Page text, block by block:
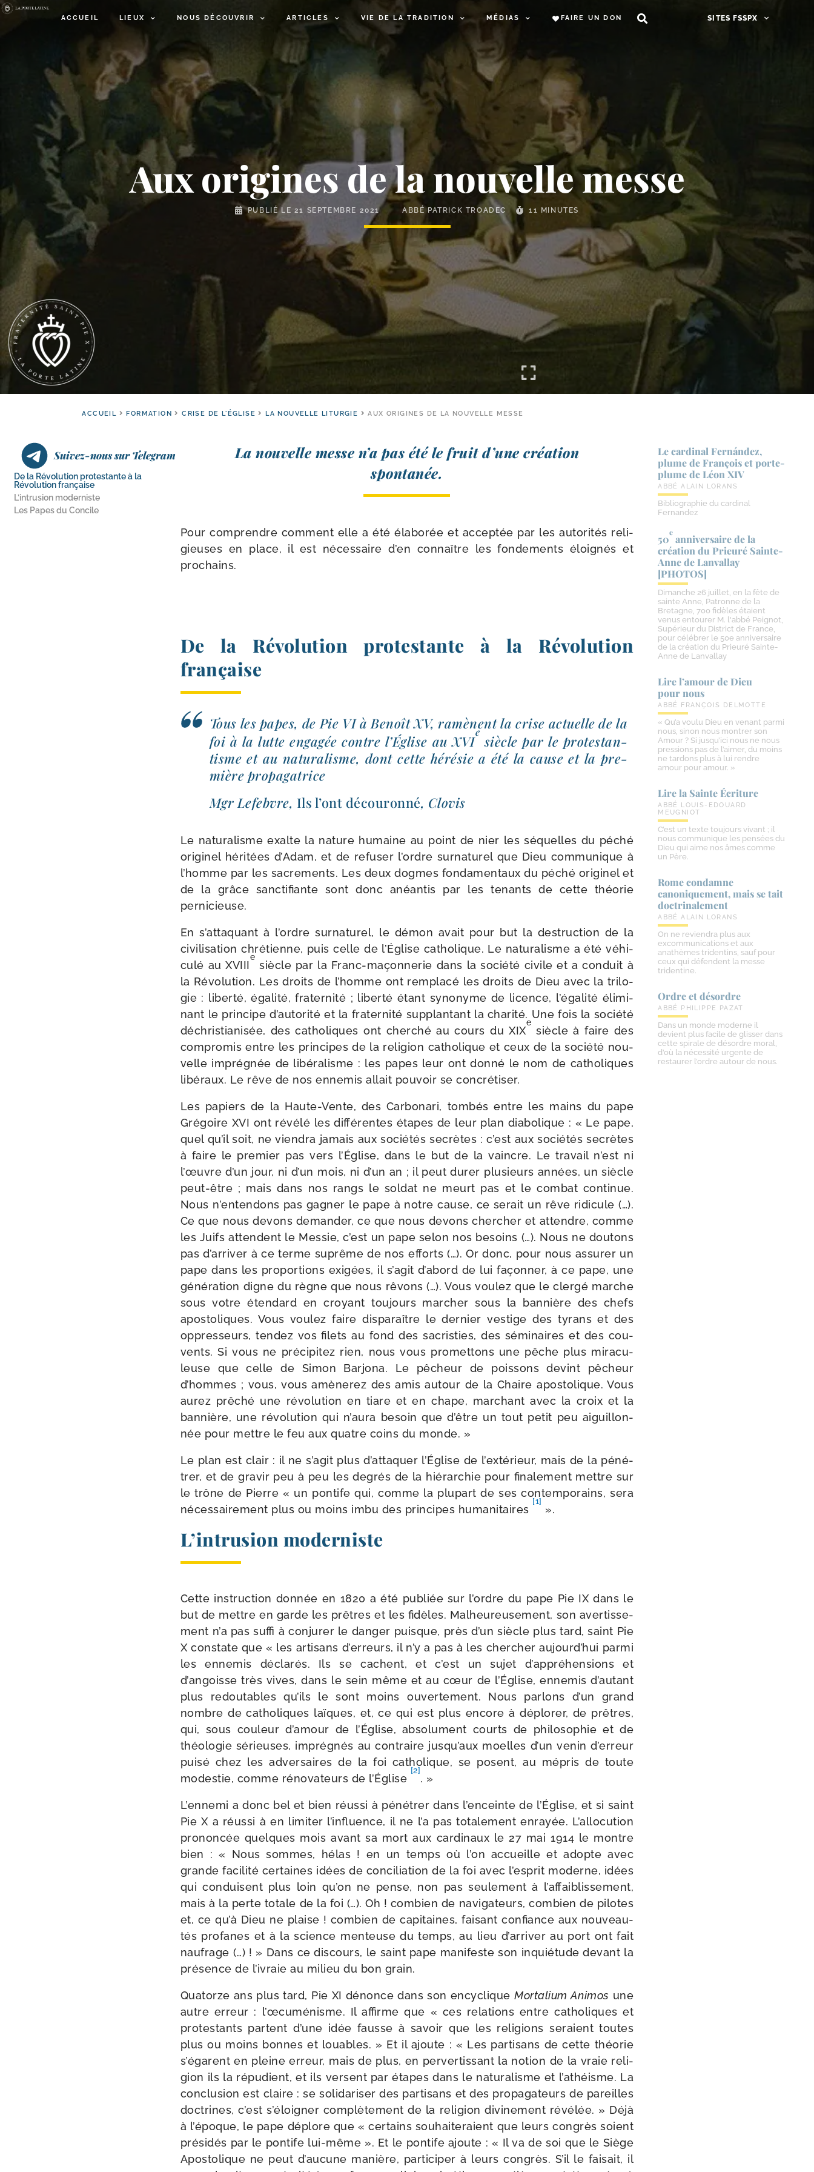
ACCUEIL LIEUX NOUS DÉCOUVRIR ARTICLES VIE DE LA TRADITION MÉDIAS FAIRE UN DON SITES FSSPX
Aux origines de la nouvelle messe
PUBLIÉ LE 21 SEPTEMBRE 2021 ABBÉ PATRICK TROADEC 11 MINUTES
ACCUEIL FORMATION CRISE DE L'ÉGLISE LA NOUVELLE LITURGIE AUX ORIGINES DE LA NOUVELLE MESSE
Suivez-nous sur Telegram
De la Révolution protestante à la
Révolution française
L’intrusion moderniste
Les Papes du Concile
La nou­velle messe n’a pas été le fruit d’une créa­tion
spontanée.
Pour com­prendre com­ment elle a été éla­bo­rée et accep­tée par les auto­ri­tés reli­
gieuses en place, il est néces­saire d’en connaître les fon­de­ments éloi­gnés et
prochains.
De la Révolution protestante à la Révolution
française
Tous les papes, de Pie VI à Benoît XV, ramènent la crise actuelle de la
foi à la lutte enga­gée contre l’Église au XVI
e
siècle par le pro­tes­tan­
tisme et au natu­ra­lisme, dont cette héré­sie a été la cause et la pre­
mière propagatrice
Mgr Lefebvre, Ils l’ont décou­ron­né, Clovis
Le natu­ra­lisme exalte la nature humaine au point de nier les séquelles du péché
ori­gi­nel héri­tées d’Adam, et de refu­ser l’ordre sur­na­tu­rel que Dieu com­mu­nique à
l’homme par les sacre­ments. Les deux dogmes fon­da­men­taux du péché ori­gi­nel et
de la grâce sanc­ti­fiante sont donc anéan­tis par les tenants de cette théo­rie
pernicieuse.
En s’attaquant à l’ordre sur­na­tu­rel, le démon avait pour but la des­truc­tion de la
civi­li­sa­tion chré­tienne, puis celle de l’Église catho­lique. Le natu­ra­lisme a été véhi­
cu­lé au XVIII
e
siècle par la Franc-​maçonnerie dans la socié­té civile et a conduit à
la Révolution. Les droits de l’homme ont rem­pla­cé les droits de Dieu avec la tri­lo­
gie : liber­té, éga­li­té, fra­ter­ni­té ; liber­té étant syno­nyme de licence, l’égalité éli­mi­
nant le prin­cipe d’autorité et la fra­ter­ni­té sup­plan­tant la cha­ri­té. Une fois la socié­té
déchris­tia­ni­sée, des catho­liques ont cher­ché au cours du XIX
e
siècle à faire des
com­pro­mis entre les prin­cipes de la reli­gion catho­lique et ceux de la socié­té nou­
velle impré­gnée de libé­ra­lisme : les papes leur ont don­né le nom de catho­liques
libé­raux. Le rêve de nos enne­mis allait pou­voir se concrétiser.
Les papiers de la Haute-​Vente, des Carbonari, tom­bés entre les mains du pape
Grégoire XVI ont révé­lé les dif­fé­rentes étapes de leur plan dia­bo­lique : « Le pape,
quel qu’il soit, ne vien­dra jamais aux socié­tés secrètes : c’est aux socié­tés secrètes
à faire le pre­mier pas vers l’Église, dans le but de la vaincre. Le tra­vail n’est ni
l’œuvre d’un jour, ni d’un mois, ni d’un an ; il peut durer plu­sieurs années, un siècle
peut-​être ; mais dans nos rangs le sol­dat ne meurt pas et le com­bat conti­nue.
Nous n’entendons pas gagner le pape à notre cause, ce serait un rêve ridi­cule (…).
Ce que nous devons deman­der, ce que nous devons cher­cher et attendre, comme
les Juifs attendent le Messie, c’est un pape selon nos besoins (…). Nous ne dou­tons
pas d’arriver à ce terme suprême de nos efforts (…). Or donc, pour nous assu­rer un
pape dans les pro­por­tions exi­gées, il s’agit d’abord de lui façon­ner, à ce pape, une
géné­ra­tion digne du règne que nous rêvons (…). Vous vou­lez que le cler­gé marche
sous votre éten­dard en croyant tou­jours mar­cher sous la ban­nière des chefs
apos­to­liques. Vous vou­lez faire dis­pa­raître le der­nier ves­tige des tyrans et des
oppres­seurs, ten­dez vos filets au fond des sacris­ties, des sémi­naires et des cou­
vents. Si vous ne pré­ci­pi­tez rien, nous vous pro­met­tons une pêche plus mira­cu­
leuse que celle de Simon Barjona. Le pêcheur de pois­sons devint pêcheur
d’hommes ; vous, vous amè­ne­rez des amis autour de la Chaire apos­to­lique. Vous
aurez prê­ché une révo­lu­tion en tiare et en chape, mar­chant avec la croix et la
ban­nière, une révo­lu­tion qui n’aura besoin que d’être un tout petit peu aiguillon­
née pour mettre le feu aux quatre coins du monde. »
Le plan est clair : il ne s’agit plus d’attaquer l’Église de l’extérieur, mais de la péné­
trer, et de gra­vir peu à peu les degrés de la hié­rar­chie pour fina­le­ment mettre sur
le trône de Pierre « un pon­tife qui, comme la plu­part de ses contem­po­rains, sera
néces­sai­re­ment plus ou moins imbu des prin­cipes huma­ni­taires
[1]
».
L’intrusion moderniste
Cette ins­truc­tion don­née en 1820 a été publiée sur l’ordre du pape Pie IX dans le
but de mettre en garde les prêtres et les fidèles. Malheureusement, son aver­tis­se­
ment n’a pas suf­fi à conju­rer le dan­ger puisque, près d’un siècle plus tard, saint Pie
X constate que « les arti­sans d’erreurs, il n’y a pas à les cher­cher aujourd’hui par­mi
les enne­mis décla­rés. Ils se cachent, et c’est un sujet d’appréhensions et
d’angoisse très vives, dans le sein même et au cœur de l’Église, enne­mis d’autant
plus redou­tables qu’ils le sont moins ouver­te­ment. Nous par­lons d’un grand
nombre de catho­liques laïques, et, ce qui est plus encore à déplo­rer, de prêtres,
qui, sous cou­leur d’amour de l’Église, abso­lu­ment courts de phi­lo­so­phie et de
théo­lo­gie sérieuses, impré­gnés au contraire jusqu’aux moelles d’un venin d’erreur
pui­sé chez les adver­saires de la foi catho­lique, se posent, au mépris de toute
modes­tie, comme réno­va­teurs de l’Église
[2]
. »
L’ennemi a donc bel et bien réus­si à péné­trer dans l’enceinte de l’Église, et si saint
Pie X a réus­si à en limi­ter l’influence, il ne l’a pas tota­le­ment enrayée. L’allocution
pro­non­cée quelques mois avant sa mort aux car­di­naux le 27 mai 1914 le montre
bien : « Nous sommes, hélas ! en un temps où l’on accueille et adopte avec
grande faci­li­té cer­taines idées de conci­lia­tion de la foi avec l’esprit moderne, idées
qui conduisent plus loin qu’on ne pense, non pas seule­ment à l’affaiblissement,
mais à la perte totale de la foi (…). Oh ! com­bien de navi­ga­teurs, com­bien de pilotes
et, ce qu’à Dieu ne plaise ! com­bien de capi­taines, fai­sant confiance aux nou­veau­
tés pro­fanes et à la science men­teuse du temps, au lieu d’arriver au port ont fait
nau­frage (…) ! » Dans ce dis­cours, le saint pape mani­feste son inquié­tude devant la
pré­sence de l’ivraie au milieu du bon grain.
Quatorze ans plus tard, Pie XI dénonce dans son ency­cliqueMortalium Animos une
autre erreur : l’œcuménisme. Il affirme que « ces rela­tions entre catho­liques et
pro­tes­tants partent d’une idée fausse à savoir que les reli­gions seraient toutes
plus ou moins bonnes et louables. » Et il ajoute : « Les par­ti­sans de cette théo­rie
s’égarent en pleine erreur, mais de plus, en per­ver­tis­sant la notion de la vraie reli­
gion ils la répu­dient, et ils versent par étapes dans le natu­ra­lisme et l’athéisme. La
conclu­sion est claire : se soli­da­ri­ser des par­ti­sans et des pro­pa­ga­teurs de pareilles
doc­trines, c’est s’éloigner com­plè­te­ment de la reli­gion divi­ne­ment révé­lée. » Déjà
à l’époque, le pape déplore que « cer­tains sou­hai­te­raient que leurs congrès soient
pré­si­dés par le pon­tife lui-​même ». Et le pon­tife ajoute : « Il va de soi que le Siège
Apostolique ne peut d’aucune manière, par­ti­ci­per à leurs congrès. S’il le fai­sait, il
Le cardinal Fernández,
plume de François et porte-​
plume de Léon XIV
ABBÉ ALAIN LORANS
Bibliographie du cardinal
Fernandez
50
e
anniversaire de la
création du Prieuré Sainte-​
Anne de Lanvallay
[PHOTOS]
Dimanche 26 juillet, en la fête de
sainte Anne, Patronne de la
Bretagne, 700 fidèles étaient
venus entourer M. l'abbé Peignot,
Supérieur du District de France,
pour célébrer le 50e anniversaire
de la création du Prieuré Sainte-
Anne de Lanvallay
Lire l’amour de Dieu
pour nous
ABBÉ FRANÇOIS DELMOTTE
« Qu’a voulu Dieu en venant parmi
nous, sinon nous montrer son
Amour ? Si jusqu’ici nous ne nous
pressions pas de l’aimer, du moins
ne tardons plus à lui rendre
amour pour amour. »
Lire la Sainte Écriture
ABBÉ LOUIS-EDOUARD
MEUGNIOT
C’est un texte toujours vivant ; il
nous communique les pensées du
Dieu qui aime nos âmes comme
un Père.
Rome condamne
canoniquement, mais se tait
doctrinalement
ABBÉ ALAIN LORANS
On ne reviendra plus aux
excommunications et aux
anathèmes tridentins, sauf pour
ceux qui défendent la messe
tridentine.
Ordre et désordre
ABBÉ PHILIPPE PAZAT
Dans un monde moderne il
devient plus facile de glisser dans
cette spirale de désordre moral,
d’où la nécessité urgente de
restaurer l’ordre autour de nous.